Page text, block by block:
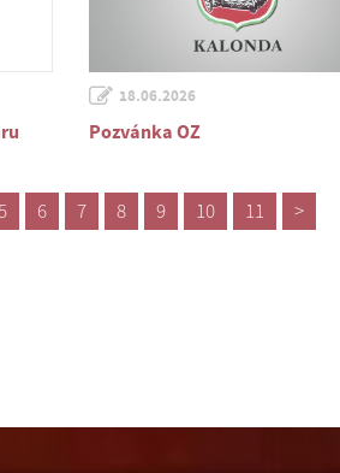
18.06.2026
Pozvánka OZ
6 7 8 9 10 11 >